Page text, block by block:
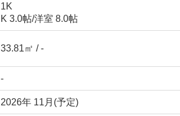
1K
K 3.0帖/洋室 8.0帖
33.81㎡ / -
-
2026年 11月(予定)